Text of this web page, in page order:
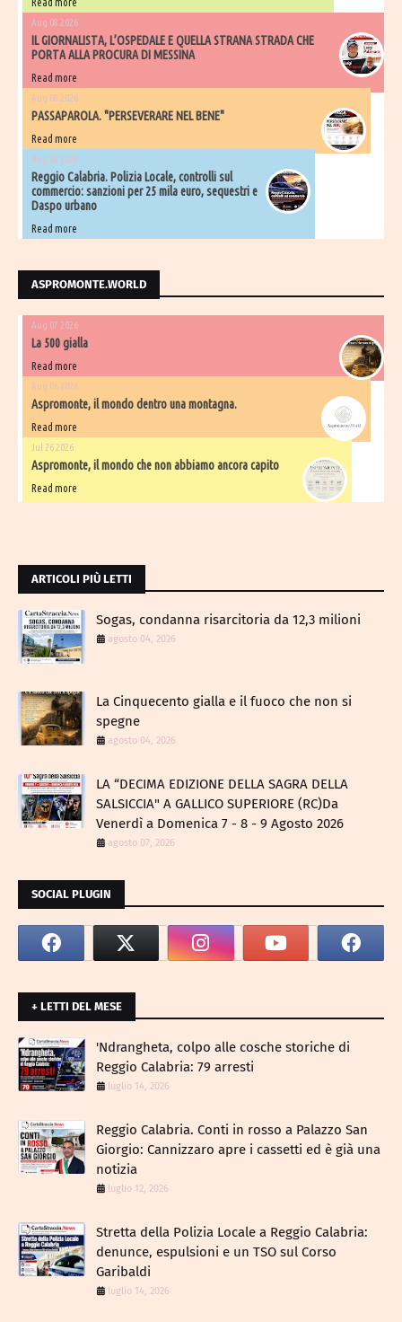
Read more
Aug 08 2026
IL GIORNALISTA, L’OSPEDALE E QUELLA STRANA STRADA CHE
PORTA ALLA PROCURA DI MESSINA
Read more
Aug 08 2026
PASSAPAROLA. "PERSEVERARE NEL BENE"
Read more
Aug 08 2026
Reggio Calabria. Polizia Locale, controlli sul
commercio: sanzioni per 25 mila euro, sequestri e
Daspo urbano
Read more
ASPROMONTE.WORLD
Aug 07 2026
La 500 gialla
Read more
Aug 06 2026
Aspromonte, il mondo dentro una montagna.
Read more
Jul 26 2026
Aspromonte, il mondo che non abbiamo ancora capito
Read more
ARTICOLI PIÙ LETTI
Sogas, condanna risarcitoria da 12,3 milioni
agosto 04, 2026
La Cinquecento gialla e il fuoco che non si
spegne
agosto 04, 2026
LA “DECIMA EDIZIONE DELLA SAGRA DELLA
SALSICCIA" A GALLICO SUPERIORE (RC)Da
Venerdì a Domenica 7 - 8 - 9 Agosto 2026
agosto 07, 2026
SOCIAL PLUGIN
+ LETTI DEL MESE
​'Ndrangheta, colpo alle cosche storiche di
Reggio Calabria: 79 arresti
luglio 14, 2026
Reggio Calabria. Conti in rosso a Palazzo San
Giorgio: Cannizzaro apre i cassetti ed è già una
notizia
luglio 12, 2026
​Stretta della Polizia Locale a Reggio Calabria:
denunce, espulsioni e un TSO sul Corso
Garibaldi
luglio 14, 2026